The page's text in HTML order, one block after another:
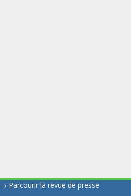
→ Parcourir la revue de presse